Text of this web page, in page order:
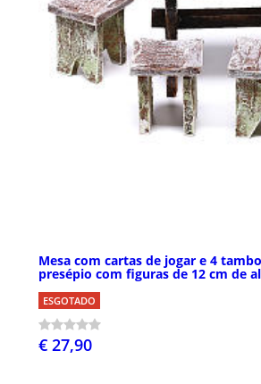
Mesa com cartas de jogar e 4
presépio com figuras de 12 cm de
ESGOTADO
€ 27,90